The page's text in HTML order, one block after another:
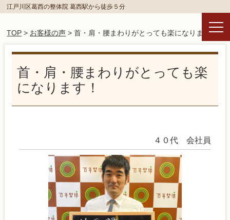
江戸川区葛西の整体院 葛西駅から徒歩５分
TOP > お客様の声 > 首・肩・腰まわりがとっても楽になります！
首・肩・腰まわりがとっても楽
になります！
４０代 会社員